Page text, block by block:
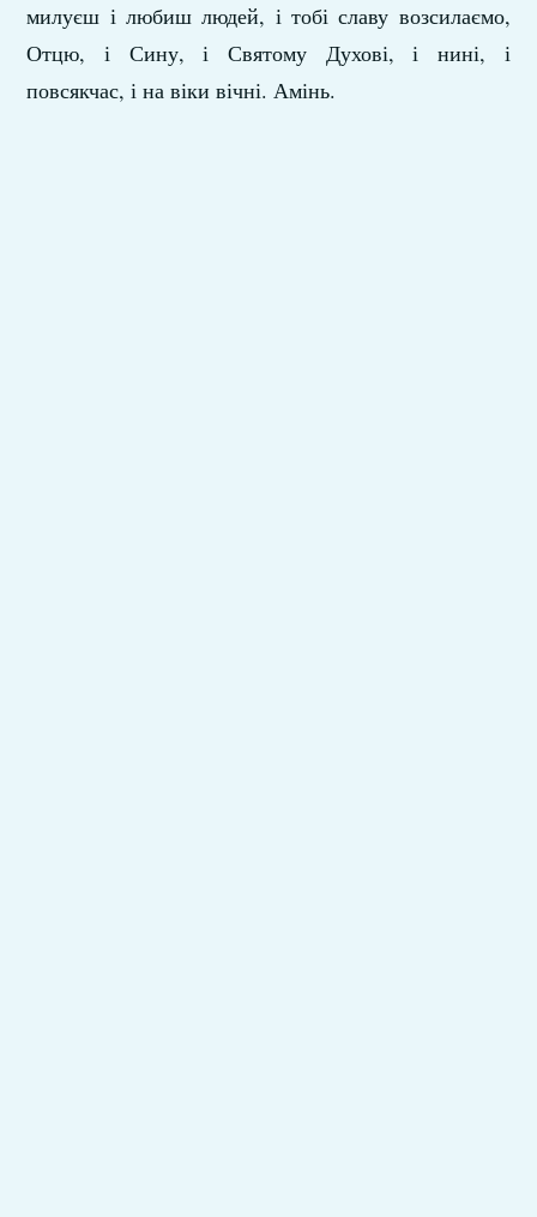
милуєш і любиш людей, і тобі славу возсилаємо,
Отцю, і Сину, і Святому Духові, і нині, і
повсякчас, і на віки вічні. Амінь.